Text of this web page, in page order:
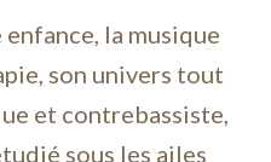
la musique
son univers tout
et contrebassiste,
sous les ailes